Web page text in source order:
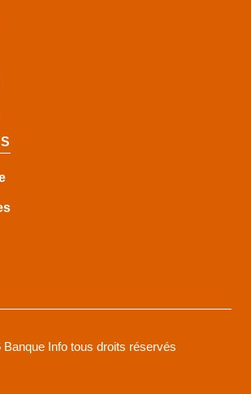
Banque Info tous droits réservés